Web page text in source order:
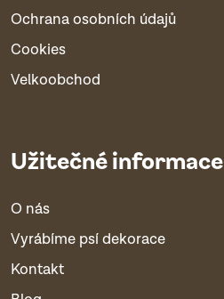
Ochrana osobních údajů
Cookies
Velkoobchod
Užitečné informace
O nás
Vyrábíme psí dekorace
Kontakt